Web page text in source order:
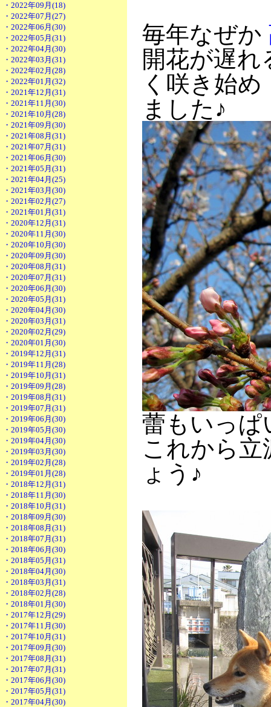
・2022年09月(18)
・2022年07月(27)
・2022年06月(30)
・2022年05月(31)
・2022年04月(30)
・2022年03月(31)
・2022年02月(28)
・2022年01月(32)
・2021年12月(31)
・2021年11月(30)
・2021年10月(28)
・2021年09月(30)
・2021年08月(31)
・2021年07月(31)
・2021年06月(30)
・2021年05月(31)
・2021年04月(25)
・2021年03月(30)
・2021年02月(27)
・2021年01月(31)
・2020年12月(31)
・2020年11月(30)
・2020年10月(30)
・2020年09月(30)
・2020年08月(31)
・2020年07月(31)
・2020年06月(30)
・2020年05月(31)
・2020年04月(30)
・2020年03月(31)
・2020年02月(29)
・2020年01月(30)
・2019年12月(31)
・2019年11月(28)
・2019年10月(31)
・2019年09月(28)
・2019年08月(31)
・2019年07月(31)
・2019年06月(30)
・2019年05月(30)
・2019年04月(30)
・2019年03月(30)
・2019年02月(28)
・2019年01月(28)
・2018年12月(31)
・2018年11月(30)
・2018年10月(31)
・2018年09月(30)
・2018年08月(31)
・2018年07月(31)
・2018年06月(30)
・2018年05月(31)
・2018年04月(30)
・2018年03月(31)
・2018年02月(28)
・2018年01月(30)
・2017年12月(29)
・2017年11月(30)
・2017年10月(31)
・2017年09月(30)
・2017年08月(31)
・2017年07月(31)
・2017年06月(30)
・2017年05月(31)
・2017年04月(30)
毎年なぜか
開花が遅
く咲き始め
ました♪
蕾もいっぱ
これから
ょう♪